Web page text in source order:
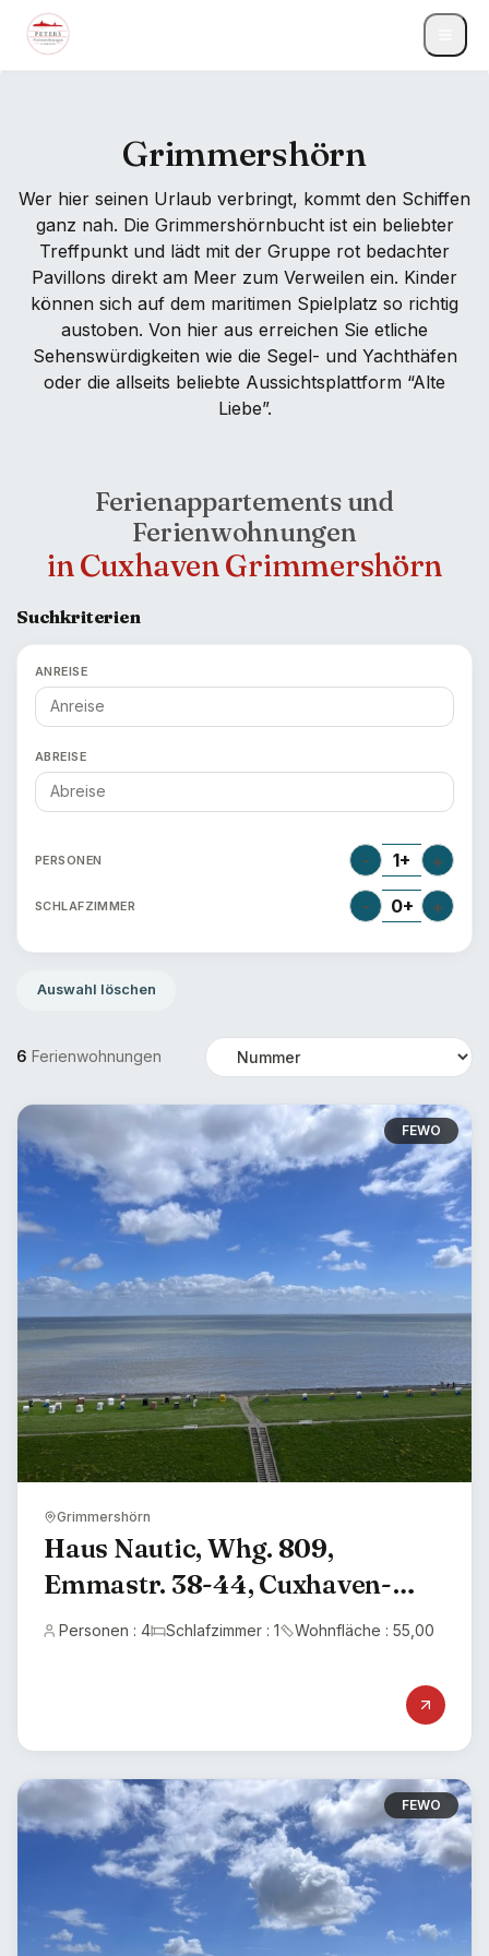
Grimmershörn
Wer hier seinen Urlaub verbringt, kommt den Schiffen
ganz nah. Die Grimmershörnbucht ist ein beliebter
Treffpunkt und lädt mit der Gruppe rot bedachter
Pavillons direkt am Meer zum Verweilen ein. Kinder
können sich auf dem maritimen Spielplatz so richtig
austoben. Von hier aus erreichen Sie etliche
Sehenswürdigkeiten wie die Segel- und Yachthäfen
oder die allseits beliebte Aussichtsplattform “Alte
Liebe”.
Ferienappartements und
Ferienwohnungen
in Cuxhaven Grimmershörn
Suchkriterien
ANREISE
ABREISE
PERSONEN - 1+ +
SCHLAFZIMMER - 0+ +
Auswahl löschen
6 Ferienwohnungen
Sortierung
FEWO
Grimmershörn
Haus Nautic, Whg. 809,
Emmastr. 38-44, Cuxhaven-
Grimmershörn, Seesicht
Personen : 4 Schlafzimmer : 1 Wohnfläche : 55,00
FEWO